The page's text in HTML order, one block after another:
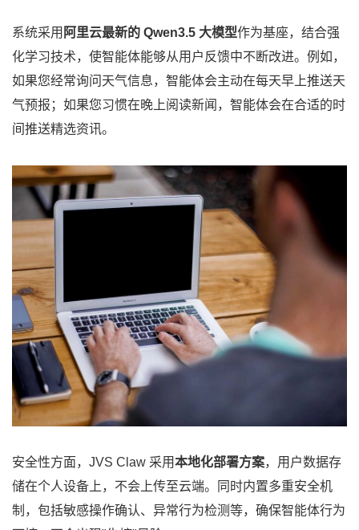
系统采用 阿里云最新的 Qwen3.5 大模型作为基座，结合强
化学习技术，使智能体能够从用户反馈中不断改进。例如，
如果您经常询问天气信息，智能体会主动在每天早上推送天
气预报；如果您习惯在晚上阅读新闻，智能体会在合适的时
间推送精选资讯。
安全性方面，JVS Claw 采用本地化部署方案，用户数据存
储在个人设备上，不会上传至云端。同时内置多重安全机
制，包括敏感操作确认、异常行为检测等，确保智能体行为